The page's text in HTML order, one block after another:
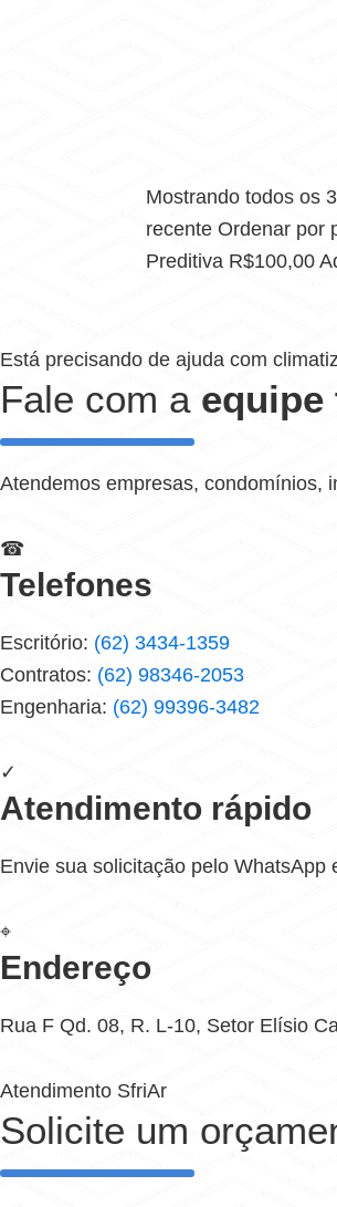
Mostrando todos os
recente Ordenar por
Preditiva R$100,00
Está precisando de ajuda com
Fale com a equipe
Atendemos empresas, condomínios,
☎
Telefones
Escritório: (62) 3434-1359
Contratos: (62) 98346-2053
Engenharia: (62) 99396-3482
✓
Atendimento rápido
Envie sua solicitação pelo
⌖
Endereço
Rua F Qd. 08, R. L-10, Setor Elísio
Atendimento SfriAr
Solicite um